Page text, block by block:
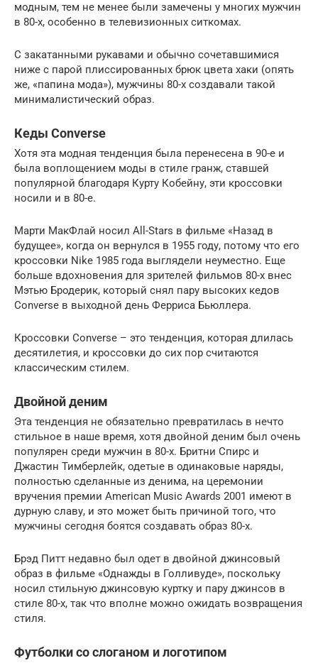
модным, тем не менее были замечены у многих мужчин
в 80-х, особенно в телевизионных ситкомах.
С закатанными рукавами и обычно сочетавшимися
ниже с парой плиссированных брюк цвета хаки (опять
же, «папина мода»), мужчины 80-х создавали такой
минималистический образ.
Кеды Converse
Хотя эта модная тенденция была перенесена в 90-е и
была воплощением моды в стиле гранж, ставшей
популярной благодаря Курту Кобейну, эти кроссовки
носили и в 80-е.
Марти МакФлай носил All-Stars в фильме «Назад в
будущее», когда он вернулся в 1955 году, потому что его
кроссовки Nike 1985 года выглядели неуместно. Еще
больше вдохновения для зрителей фильмов 80-х внес
Мэтью Бродерик, который снял пару высоких кедов
Converse в выходной день Ферриса Бьюллера.
Кроссовки Converse – это тенденция, которая длилась
десятилетия, и кроссовки до сих пор считаются
классическим стилем.
Двойной деним
Эта тенденция не обязательно превратилась в нечто
стильное в наше время, хотя двойной деним был очень
популярен среди мужчин в 80-х. Бритни Спирс и
Джастин Тимберлейк, одетые в одинаковые наряды,
полностью сделанные из денима, на церемонии
вручения премии American Music Awards 2001 имеют в
дурную славу, и это может быть причиной того, что
мужчины сегодня боятся создавать образ 80-х.
Брэд Питт недавно был одет в двойной джинсовый
образ в фильме «Однажды в Голливуде», поскольку
носил стильную джинсовую куртку и пару джинсов в
стиле 80-х, так что вполне можно ожидать возвращения
стиля.
Футболки со слоганом и логотипом